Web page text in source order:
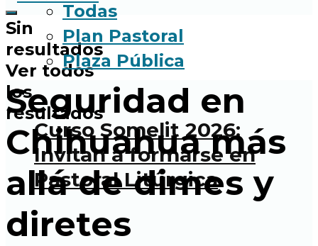
Sin
resultados
Ver todos
los
resultados
Todas
Plan Pastoral
Plaza Pública
Curso Somelit 2026:
Invitan a formarse en
Pastoral Litúrgica
Seguridad en
Chihuahua más
allá de dimes y
diretes